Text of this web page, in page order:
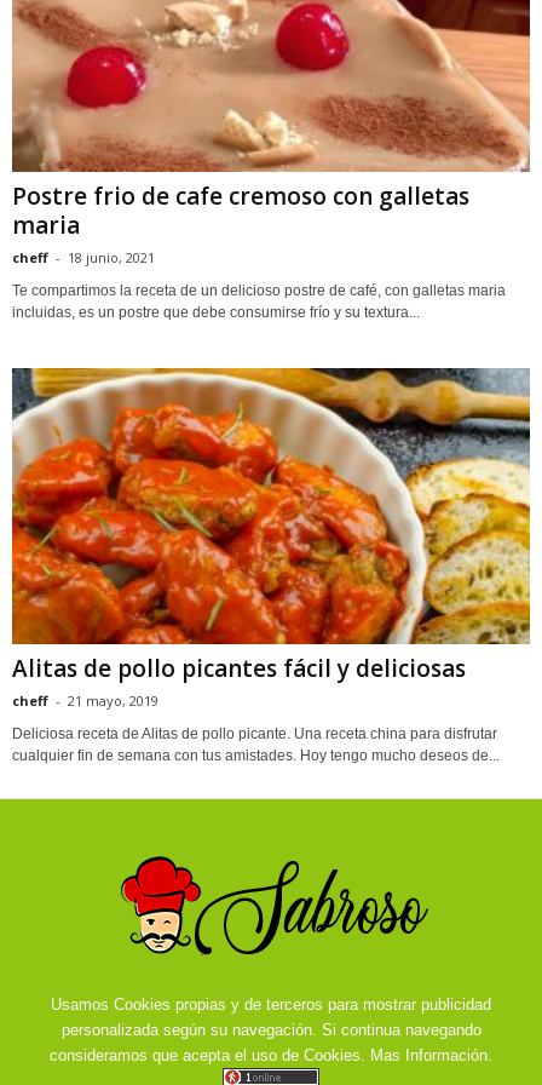
Postre frio de cafe cremoso con galletas
maria
cheff - 18 junio, 2021
Te compartimos la receta de un delicioso postre de café, con galletas maria
incluidas, es un postre que debe consumirse frío y su textura...
Alitas de pollo picantes fácil y deliciosas
cheff - 21 mayo, 2019
Deliciosa receta de Alitas de pollo picante. Una receta china para disfrutar
cualquier fin de semana con tus amistades. Hoy tengo mucho deseos de...
Usamos Cookies propias y de terceros para mostrar publicidad
personalizada según su navegación. Si continua navegando
consideramos que acepta el uso de Cookies. Mas Información.